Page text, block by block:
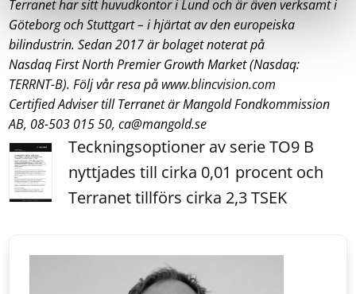
Terranet har sitt huvudkontor i Lund och är även verksamt i
Göteborg och Stuttgart – i hjärtat av den europeiska
bilindustrin. Sedan 2017 är bolaget noterat på
Nasdaq First North Premier Growth Market (Nasdaq:
TERRNT-B). Följ vår resa på www.blincvision.com
Certified Adviser till Terranet är Mangold Fondkommission
AB, 08-503 015 50, ca@mangold.se
Teckningsoptioner av serie TO9 B
nyttjades till cirka 0,01 procent och
Terranet tillförs cirka 2,3 TSEK